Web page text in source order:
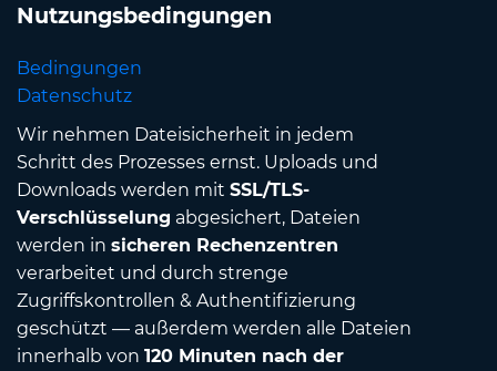
Nutzungsbedingungen
Bedingungen
Datenschutz
Wir nehmen Dateisicherheit in jedem
Schritt des Prozesses ernst. Uploads und
Downloads werden mit SSL/TLS-
Verschlüsselung abgesichert, Dateien
werden in sicheren Rechenzentren
verarbeitet und durch strenge
Zugriffskontrollen & Authentifizierung
geschützt — außerdem werden alle Dateien
innerhalb von 120 Minuten nach der